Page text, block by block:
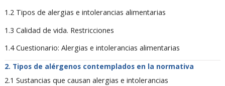
1.2 Tipos de alergias e intolerancias alimentarias
1.3 Calidad de vida. Restricciones
1.4 Cuestionario: Alergias e intolerancias alimentarias
Tipos de alérgenos contemplados en la normativa
2.1 Sustancias que causan alergias e intolerancias